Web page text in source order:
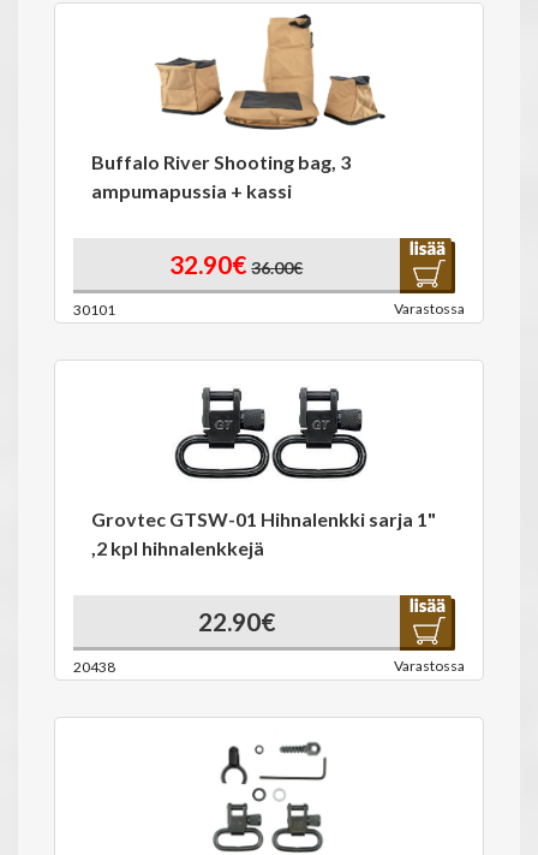
Buffalo River Shooting bag, 3
ampumapussia + kassi
32.90€ 36.00€
30101 Varastossa
Grovtec GTSW-01 Hihnalenkki sarja 1"
,2 kpl hihnalenkkejä
22.90€
20438 Varastossa